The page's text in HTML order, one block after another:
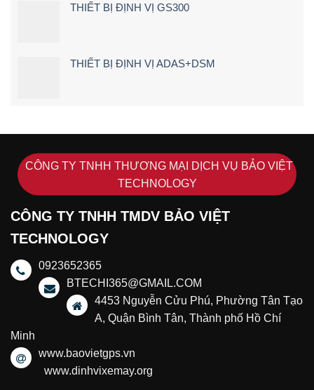
THIẾT BỊ ĐỊNH VỊ GS300
THIẾT BỊ ĐỊNH VỊ ADAS+DSM
CÔNG TY TNHH THƯƠNG MẠI DỊCH VỤ BẢO VIỆT
TECHNOLOGY
CÔNG TY TNHH TMDV BẢO VIỆT
TECHNOLOGY
0923652365
BTECHI365@GMAIL.COM
4453 Nguyễn Cửu Phú, Phường Tân Tạo
A, Quận Bình Tân, Thành phố Hồ Chí
Minh
www.baovietgps.vn
www.dinhvixemay.org